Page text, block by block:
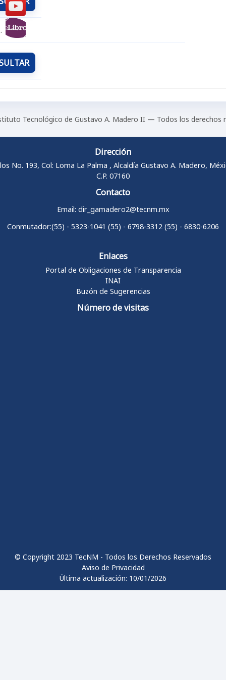
Tecnológico de Gustavo A. Madero II — Todos los derechos
Dirección
No. 193, Col: Loma La Palma , Alcaldía Gustavo A. Madero,
C.P. 07160
Contacto
Email: dir_gamadero2@tecnm.mx
Conmutador:(55) - 5323-1041 (55) - 6798-3312 (55) - 6830-6206
Enlaces
Portal de Obligaciones de Transparencia
INAI
Buzón de Sugerencias
Número de visitas
© Copyright 2023 TecNM - Todos los Derechos Reservados
Aviso de Privacidad
Última actualización: 10/01/2026